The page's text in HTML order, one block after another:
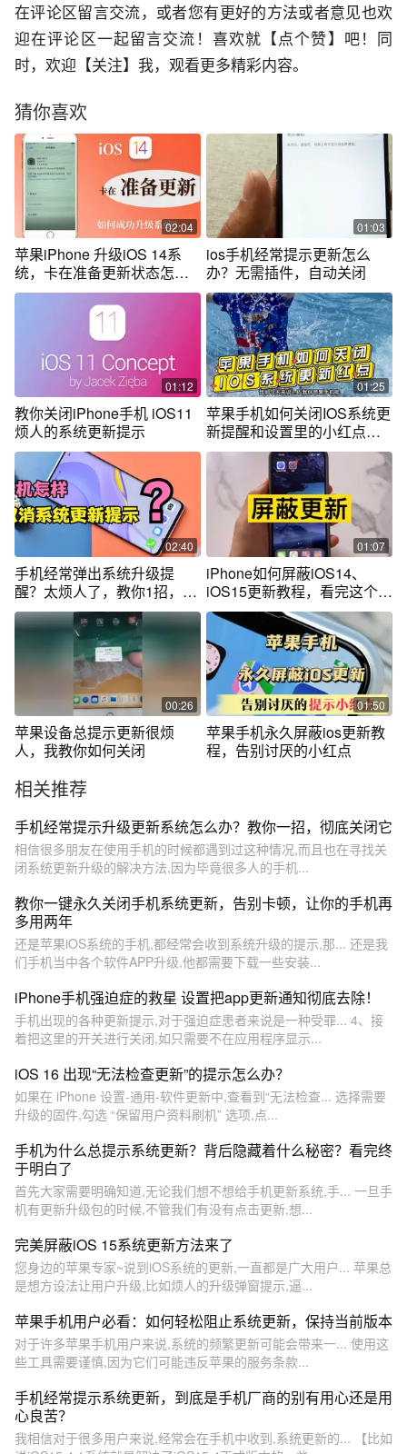
在评论区留言交流，或者您有更好的方法或者意见也欢
迎在评论区一起留言交流！喜欢就【点个赞】吧！同
时，欢迎【关注】我，观看更多精彩内容。
猜你喜欢
02:04
苹果iPhone 升级iOS 14系
统，卡在准备更新状态怎么
办？
01:03
ios手机经常提示更新怎么
办？无需插件，自动关闭
01:12
教你关闭iPhone手机 iOS11
烦人的系统更新提示
01:25
苹果手机如何关闭IOS系统更
新提醒和设置里的小红点，
方法很简单
02:40
手机经常弹出系统升级提
醒？太烦人了，教你1招，彻
底关闭提醒
01:07
iPhone如何屏蔽iOS14、
iOS15更新教程，看完这个视
频你就学会了！
00:26
苹果设备总提示更新很烦
人，我教你如何关闭
01:50
苹果手机永久屏蔽ios更新教
程，告别讨厌的小红点
相关推荐
手机经常提示升级更新系统怎么办？教你一招，彻底关闭它
相信很多朋友在使用手机的时候都遇到过这种情况,而且也在寻找关
闭系统更新升级的解决方法,因为毕竟很多人的手机...
教你一键永久关闭手机系统更新，告别卡顿，让你的手机再
多用两年
还是苹果iOS系统的手机,都经常会收到系统升级的提示,那... 还是我
们手机当中各个软件APP升级,他都需要下载一些安装...
iPhone手机强迫症的救星 设置把app更新通知彻底去除！
手机出现的各种更新提示,对于强迫症患者来说是一种受罪... 4、接
着把这里的开关进行关闭,如只需要不在应用程序显示...
iOS 16 出现“无法检查更新”的提示怎么办？
如果在 iPhone 设置-通用-软件更新中,查看到“无法检查... 选择需要
升级的固件,勾选 “保留用户资料刷机” 选项,点...
手机为什么总提示系统更新？背后隐藏着什么秘密？看完终
于明白了
首先大家需要明确知道,无论我们想不想给手机更新系统,手... 一旦手
机有更新升级包的时候,不管我们有没有点击更新,想...
完美屏蔽iOS 15系统更新方法来了
您身边的苹果专家~说到iOS系统的更新,一直都是广大用户... 苹果总
是想方设法让用户升级,比如烦人的升级弹窗提示,逼...
苹果手机用户必看：如何轻松阻止系统更新，保持当前版本
对于许多苹果手机用户来说,系统的频繁更新可能会带来一... 使用这
些工具需要谨慎,因为它们可能违反苹果的服务条款...
手机经常提示系统更新，到底是手机厂商的别有用心还是用
心良苦？
我相信对于很多用户来说,经常会在手机中收到,系统更新的... 【比如